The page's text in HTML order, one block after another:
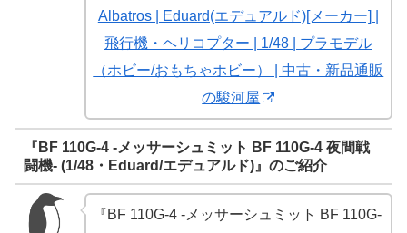
Albatros | Eduard(エデュアルド)[メーカー] |
飛行機・ヘリコプター | 1/48 | プラモデル
（ホビー/おもちゃホビー） | 中古・新品通販
の駿河屋
『BF 110G-4 -メッサーシュミット BF 110G-4 夜間戦
闘機- (1/48・Eduard/エデュアルド)』のご紹介
『BF 110G-4 -メッサーシュミット BF 110G-